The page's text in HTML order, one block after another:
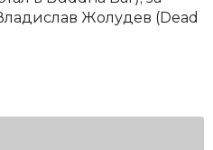
Жолудев (Dead